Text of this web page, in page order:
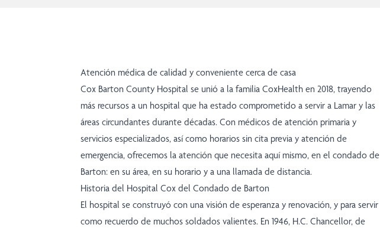
Atención médica de calidad y conveniente cerca de casa
Cox Barton County Hospital se unió a la familia CoxHealth en 2018, trayendo
más recursos a un hospital que ha estado comprometido a servir a Lamar y las
áreas circundantes durante décadas. Con médicos de atención primaria y
servicios especializados, así como horarios sin cita previa y atención de
emergencia, ofrecemos la atención que necesita aquí mismo, en el condado de
Barton: en su área, en su horario y a una llamada de distancia.
Historia del Hospital Cox del Condado de Barton
El hospital se construyó con una visión de esperanza y renovación, y para servir
como recuerdo de muchos soldados valientes. En 1946, H.C. Chancellor, de